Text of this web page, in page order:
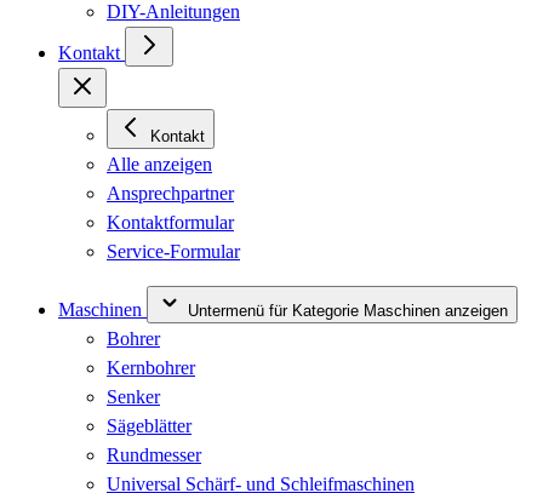
DIY-Anleitungen
Kontakt
Kontakt
Alle anzeigen
Ansprechpartner
Kontaktformular
Service-Formular
Maschinen Untermenü für Kategorie Maschinen anzeigen
Bohrer
Kernbohrer
Senker
Sägeblätter
Rundmesser
Universal Schärf- und Schleifmaschinen